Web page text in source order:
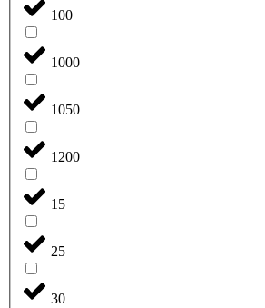
100
1000
1050
1200
15
25
30